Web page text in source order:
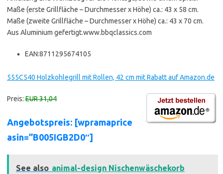
Maße (erste Grillfläche – Durchmesser x Höhe) ca.: 43 x 58 cm.
Maße (zweite Grillfläche – Durchmesser x Höhe) ca.: 43 x 70 cm.
Aus Aluminium gefertigt.www.bbqclassics.com
EAN:8711295674105
555C540 Holzkohlegrill mit Rollen, 42 cm mit Rabatt auf Amazon.de
Preis: EUR 31,04
Angebotspreis: [wpramaprice
asin=”B005IGB2D0″]
See also animal-design Nischenwäschekorb